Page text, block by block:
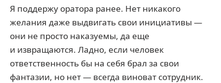
Я поддержу оратора ранее. Нет никакого
желания даже выдвигать свои инициативы —
они не просто наказуемы, да еще
и извращаются. Ладно, если человек
ответственность бы на себя брал за свои
фантазии, но нет — всегда виноват сотрудник.